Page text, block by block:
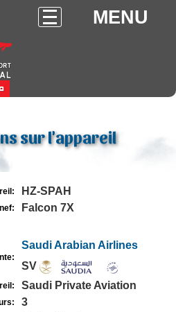
MENU
sur l'appareil
HZ-SPAH
Falcon 7X
Saudi Arabian Airlines
SV
Saudi Private Aviation
3